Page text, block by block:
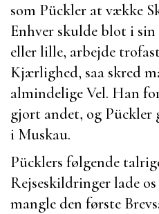
som Pückler at vække
Enhver skulde blot i
eller lille, arbejde
Kjærlighed, saa skred
almindelige Vel. Han
gjort andet, og Pückler
i Muskau.
Pücklers følgende
Rejseskildringer lade
mangle den første